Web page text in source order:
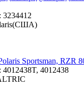
3234412
Sportsman, RZR
4012438T, 4012438